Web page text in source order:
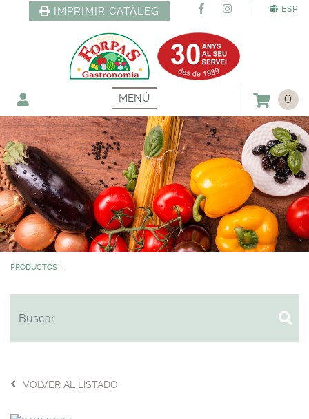
ESP
IMPRIMIR CATÀLEG
MENÚ 0
PRODUCTOS
VOLVER AL LISTADO